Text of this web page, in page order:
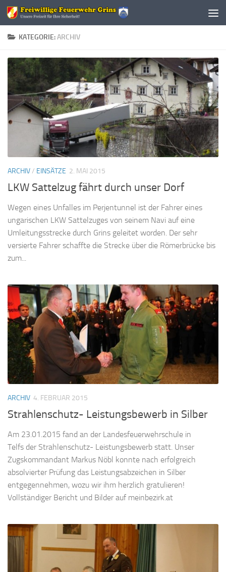
Zum Inhalt springen
KATEGORIE:ARCHIV
ARCHIV/ EINSÄTZE 2. MAI 2015
LKW Sattelzug fährt durch unser Dorf
Wegen eines Unfalles im Perjentunnel ist der Fahrer eines
ungarischen LKW Sattelzuges von seinem Navi auf eine
Umleitungsstrecke durch Grins geleitet worden. Der sehr
versierte Fahrer schaffte die Strecke über die Römerbrücke bis
zum...
ARCHIV 4. FEBRUAR 2015
Strahlenschutz- Leistungsbewerb in Silber
Am 23.01.2015 fand an der Landesfeuerwehrschule in
Telfs der Strahlenschutz- Leistungsbewerb statt. Unser
Zugskommandant Markus Nöbl konnte nach erfolgreich
absolvierter Prüfung das Leistungsabzeichen in Silber
entgegennehmen, wozu wir ihm herzlich gratulieren!
Vollständiger Bericht und Bilder auf meinbezirk.at